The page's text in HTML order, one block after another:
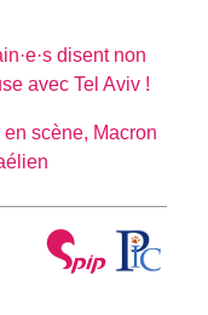
disent non
avec Tel Aviv !
scène, Macron